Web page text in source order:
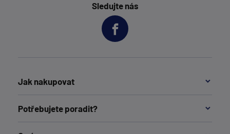
Sledujte nás
Jak nakupovat
Potřebujete poradit?